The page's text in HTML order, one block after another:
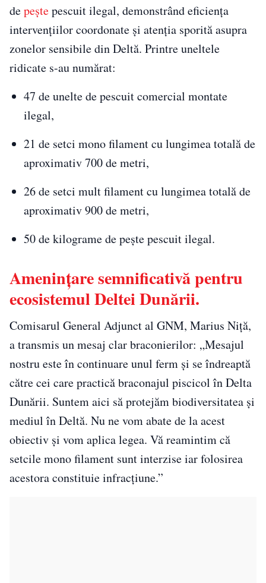
depeștepescuit ilegal, demonstrând eficiența
intervențiilor coordonate și atenția sporită asupra
zonelor sensibile din Deltă. Printre uneltele
ridicate s-au numărat:
47 de unelte de pescuit comercial montate
ilegal,
21 de setci mono filament cu lungimea totală de
aproximativ 700 de metri,
26 de setci mult filament cu lungimea totală de
aproximativ 900 de metri,
50 de kilograme de pește pescuit ilegal.
Amenințare semnificativă pentru
ecosistemul Deltei Dunării.
Comisarul General Adjunct al GNM, Marius Niță,
a transmis un mesaj clar braconierilor: „Mesajul
nostru este în continuare unul ferm și se îndreaptă
către cei care practică braconajul piscicol în Delta
Dunării. Suntem aici să protejăm biodiversitatea și
mediul în Deltă. Nu ne vom abate de la acest
obiectiv și vom aplica legea. Vă reamintim că
setcile mono filament sunt interzise iar folosirea
acestora constituie infracțiune.”